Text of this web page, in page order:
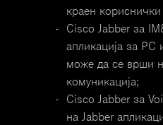
краен кориснички
Cisco Jabber за
апликација за PC
може да се врши
комуникација;
Cisco Jabber за
на Jabber